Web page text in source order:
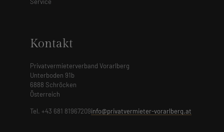
Kontakt
Privatvermieterverband Vorarlberg
Unterboden 91b
6888 Schröcken
Österreich
Tel. +43 681 81967209info@privatvermieter-vorarlberg.at